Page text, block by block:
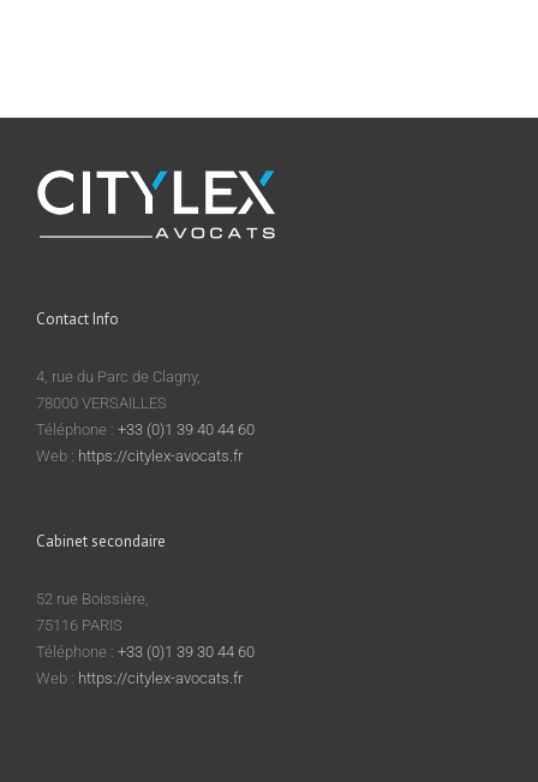
Contact Info
4, rue du Parc de Clagny,
78000 VERSAILLES
Téléphone : +33 (0)1 39 40 44 60
Web : https://citylex-avocats.fr
Cabinet secondaire
52 rue Boissière,
75116 PARIS
Téléphone : +33 (0)1 39 30 44 60
Web : https://citylex-avocats.fr